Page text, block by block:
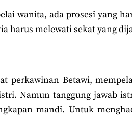
wanita, ada prosesi yang
harus melewati sekat yang
perkawinan Betawi,
Namun tanggung jawab
mandi. Untuk